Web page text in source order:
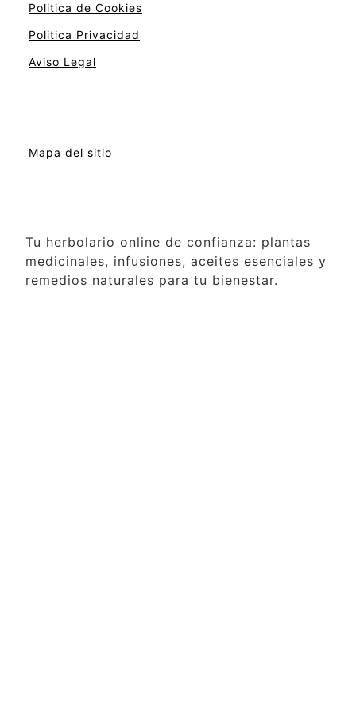
Politica de Cookies
Politica Privacidad
Aviso Legal
Mapa del sitio
Tu herbolario online de confianza: plantas
medicinales, infusiones, aceites esenciales y
remedios naturales para tu bienestar.